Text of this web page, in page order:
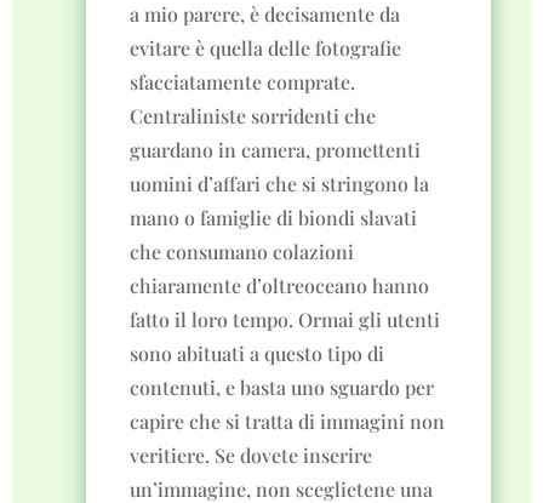
a mio parere, è decisamente da
evitare è quella delle fotografie
sfacciatamente comprate.
Centraliniste sorridenti che
guardano in camera, promettenti
uomini d’affari che si stringono la
mano o famiglie di biondi slavati
che consumano colazioni
chiaramente d’oltreoceano hanno
fatto il loro tempo. Ormai gli utenti
sono abituati a questo tipo di
contenuti, e basta uno sguardo per
capire che si tratta di immagini non
veritiere. Se dovete inserire
un’immagine, non sceglietene una